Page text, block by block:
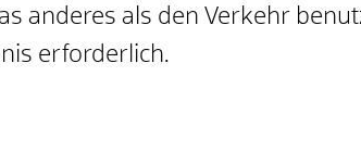
anderes als den Verkehr
erforderlich.